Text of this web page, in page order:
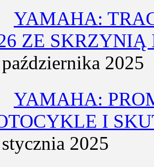
YAMAHA:
ZE
2025
YAMAHA:
I
2025